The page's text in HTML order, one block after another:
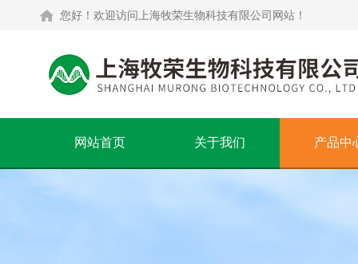
您好！欢迎访问上海牧荣生物科技有限公司网站！
网站首页 关于我们 产品中